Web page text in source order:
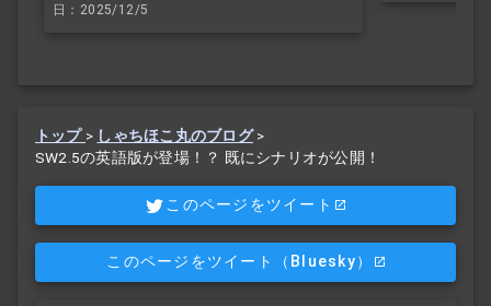
日：2025/12/5
トップ > しゃちほこ丸のブログ>
SW2.5の英語版が登場！？ 既にシナリオが公開！
このページをツイート
このページをツイート （Bluesky）